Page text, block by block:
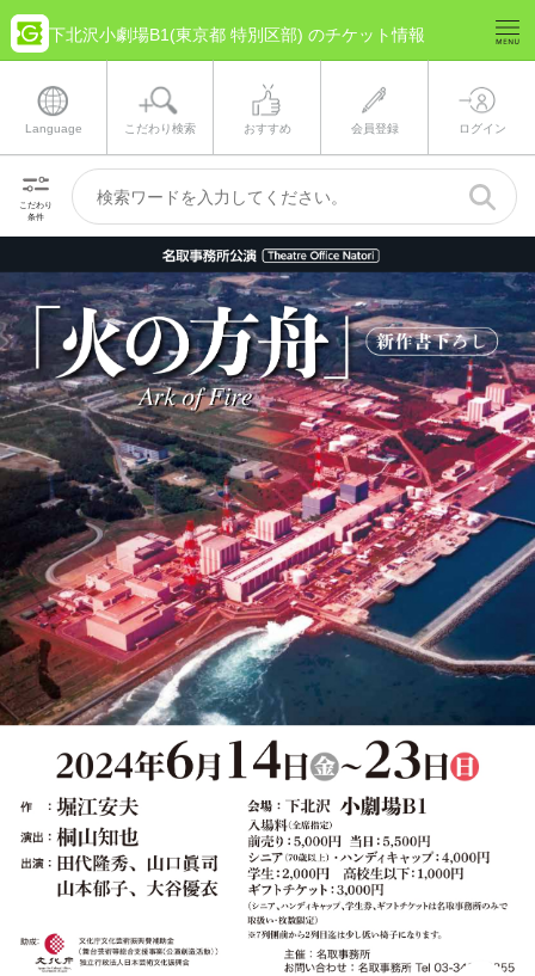
下北沢小劇場B1(東京都 特別区部) のチケット情報
Language こだわり検索 おすすめ 会員登録 ログイン
こだわり
条件